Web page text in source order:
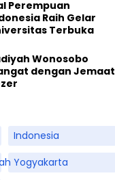
Perempuan
Raih Gelar
Terbuka
Wonosobo
dengan Jemaat
Indonesia
Yogyakarta